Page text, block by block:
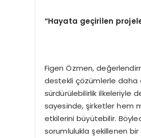
“Hayata geçirilen
Figen Özmen,
destekli çözümlerle daha
sürdürülebilirlik ilkeleriyle
sayesinde, şirketler hem
etkilerini büyütebilir.
sorumlulukla şekillenen